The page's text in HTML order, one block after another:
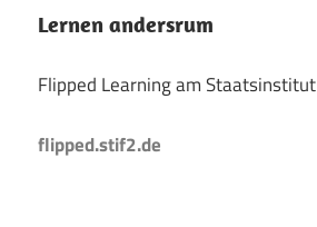
Lernen andersrum
Flipped Learning am Staatsinstitut
flipped.stif2.de